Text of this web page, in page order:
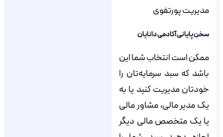
سخن پایانی آکادمی دانایان
ممکن است انتخاب شما این
باشد که سبد سرمایه‌تان را
خودتان مدیریت کنید یا به
یک مدیر مالی، مشاور مالی
یا یک متخصص مالی دیگر